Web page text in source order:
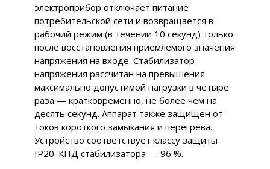
электроприбор отключает питание
потребительской сети и возвращается в
рабочий режим (в течении 10 секунд) только
после восстановления приемлемого значения
напряжения на входе. Стабилизатор
напряжения рассчитан на превышения
максимально допустимой нагрузки в четыре
раза — кратковременно, не более чем на
десять секунд. Аппарат также защищен от
токов короткого замыкания и перегрева.
Устройство соответствует классу защиты
IP20. КПД стабилизатора — 96 %.